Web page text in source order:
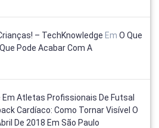
– TechKnowledge Em O Que
Pode Acabar Com A
Atletas Profissionais De Futsal
Cardíaco: Como Tornar Visível O
De 2018 Em São Paulo